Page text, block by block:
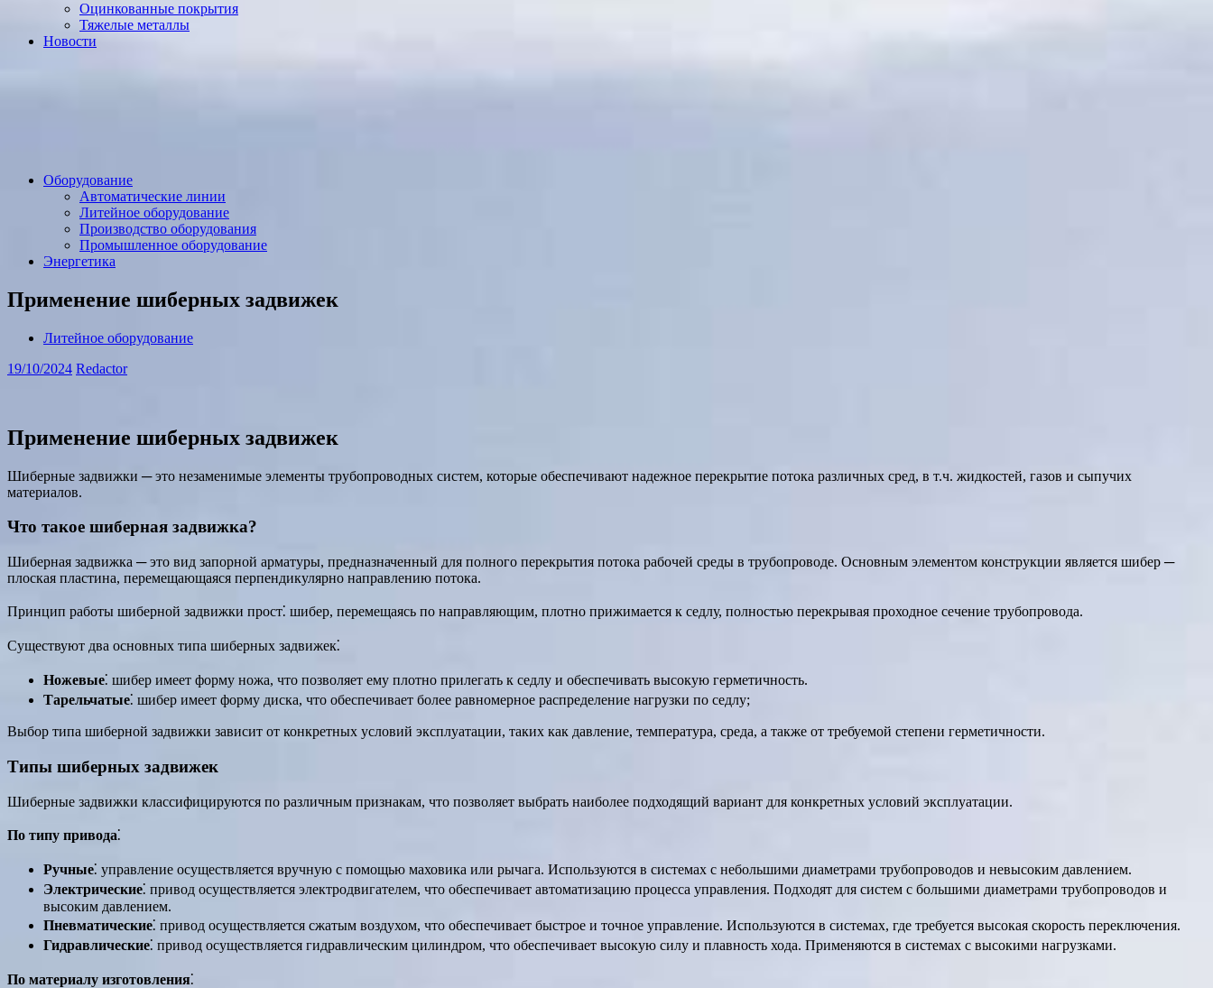
Оцинкованные покрытия
Тяжелые металлы
Новости
Оборудование
Автоматические линии
Литейное оборудование
Производство оборудования
Промышленное оборудование
Энергетика
Применение шиберных задвижек
Литейное оборудование
19/10/2024 Redactor
Применение шиберных задвижек
Шиберные задвижки ─ это незаменимые элементы трубопроводных систем, которые обеспечивают надежное перекрытие потока различных сред, в т.ч. жидкостей, газов и сыпучих
материалов.
Что такое шиберная задвижка?
Шиберная задвижка ─ это вид запорной арматуры, предназначенный для полного перекрытия потока рабочей среды в трубопроводе. Основным элементом конструкции является шибер ─
плоская пластина, перемещающаяся перпендикулярно направлению потока.
Принцип работы шиберной задвижки прост⁚ шибер, перемещаясь по направляющим, плотно прижимается к седлу, полностью перекрывая проходное сечение трубопровода.
Существуют два основных типа шиберных задвижек⁚
Ножевые⁚ шибер имеет форму ножа, что позволяет ему плотно прилегать к седлу и обеспечивать высокую герметичность.
Тарельчатые⁚ шибер имеет форму диска, что обеспечивает более равномерное распределение нагрузки по седлу;
Выбор типа шиберной задвижки зависит от конкретных условий эксплуатации, таких как давление, температура, среда, а также от требуемой степени герметичности.
Типы шиберных задвижек
Шиберные задвижки классифицируются по различным признакам, что позволяет выбрать наиболее подходящий вариант для конкретных условий эксплуатации.
По типу привода⁚
Ручные⁚ управление осуществляется вручную с помощью маховика или рычага. Используются в системах с небольшими диаметрами трубопроводов и невысоким давлением.
Электрические⁚ привод осуществляется электродвигателем, что обеспечивает автоматизацию процесса управления. Подходят для систем с большими диаметрами трубопроводов и
высоким давлением.
Пневматические⁚ привод осуществляется сжатым воздухом, что обеспечивает быстрое и точное управление. Используются в системах, где требуется высокая скорость переключения.
Гидравлические⁚ привод осуществляется гидравлическим цилиндром, что обеспечивает высокую силу и плавность хода. Применяются в системах с высокими нагрузками.
По материалу изготовления⁚